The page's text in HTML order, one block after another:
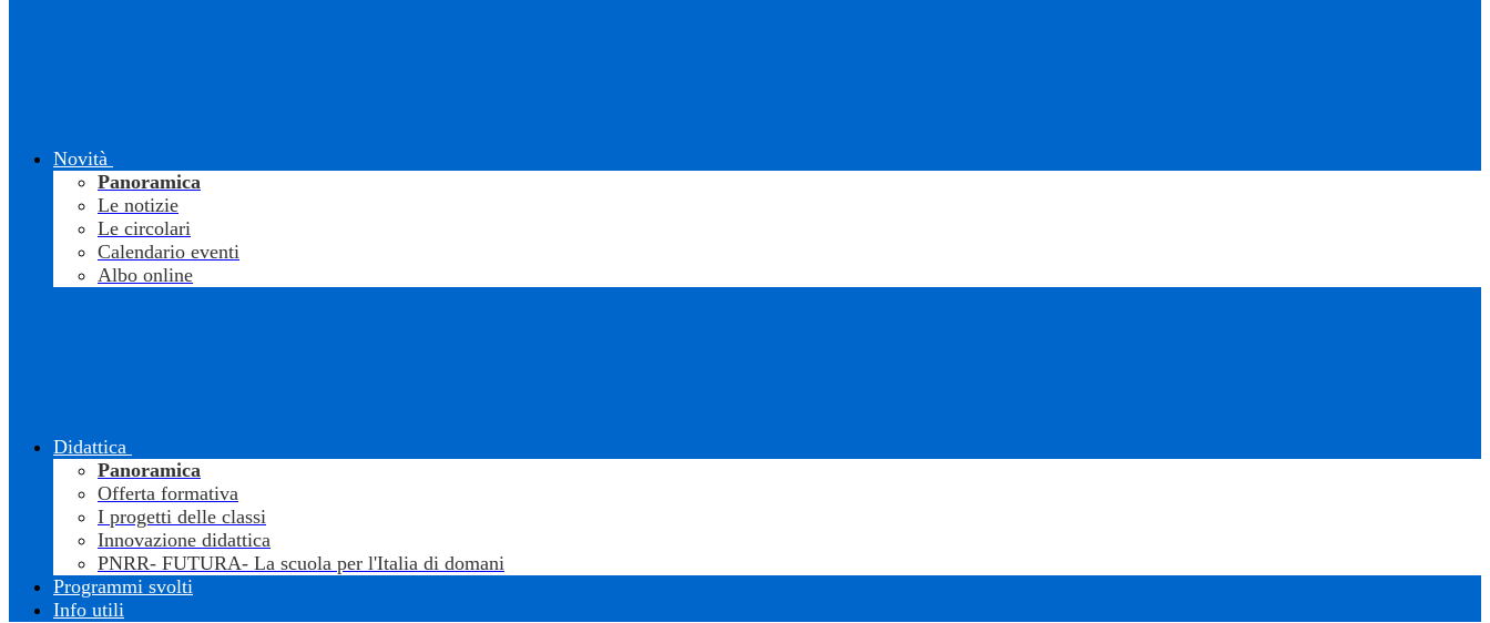
Novità
Panoramica
Le notizie
Le circolari
Calendario eventi
Albo online
Didattica
Panoramica
Offerta formativa
I progetti delle classi
Innovazione didattica
PNRR- FUTURA- La scuola per l'Italia di domani
Programmi svolti
Info utili